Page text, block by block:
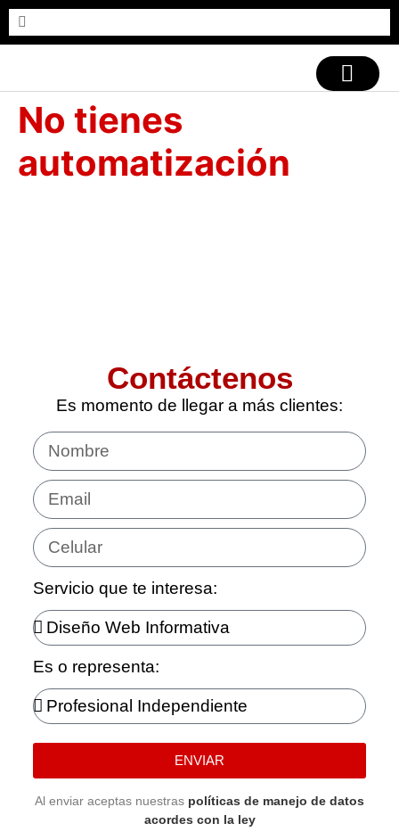
No tienes
automatización
Contáctenos
Es momento de llegar a más clientes:
Servicio que te interesa:
Es o representa:
ENVIAR
Al enviar aceptas nuestras políticas de manejo de datos
acordes con la ley